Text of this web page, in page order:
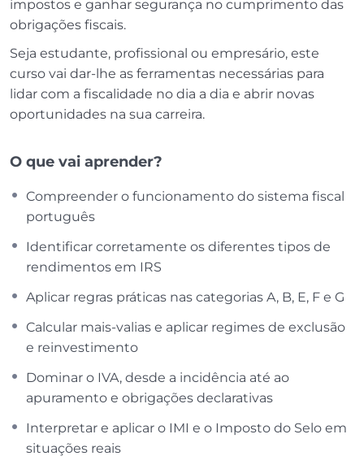
impostos e ganhar segurança no cumprimento das
obrigações fiscais.
Seja estudante, profissional ou empresário, este
curso vai dar-lhe as ferramentas necessárias para
lidar com a fiscalidade no dia a dia e abrir novas
oportunidades na sua carreira.
O que vai aprender?
Compreender o funcionamento do sistema fiscal
português
Identificar corretamente os diferentes tipos de
rendimentos em IRS
Aplicar regras práticas nas categorias A, B, E, F e G
Calcular mais-valias e aplicar regimes de exclusão
e reinvestimento
Dominar o IVA, desde a incidência até ao
apuramento e obrigações declarativas
Interpretar e aplicar o IMI e o Imposto do Selo em
situações reais